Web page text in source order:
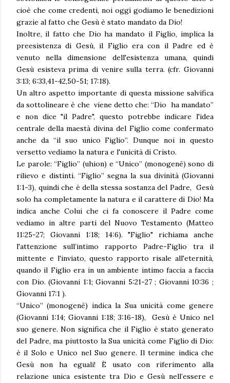
cioè che come credenti, noi oggi godiamo le benedizioni
grazie al fatto che Gesù è stato mandato da Dio!
Inoltre, il fatto che Dio ha mandato il Figlio, implica la
preesistenza di Gesù, il Figlio era con il Padre ed è
venuto nella dimensione dell'esistenza umana, quindi
Gesù esisteva prima di venire sulla terra. (cfr. Giovanni
3:13; 6:33,41-42,50-51; 17:18).
Un altro aspetto importante di questa missione salvifica
da sottolineare è che viene detto che: “Dio ha mandato”
e non dice "il Padre", questo potrebbe indicare l'idea
centrale della maestà divina del Figlio come confermato
anche da “il suo unico Figlio”. Dunque noi in questo
versetto vediamo la natura e l'unicità di Cristo.
Le parole: “Figlio” (uhion) e “Unico” (monogenē) sono di
rilievo e distinti. “Figlio” segna la sua divinità (Giovanni
1:1-3), quindi che è della stessa sostanza del Padre, Gesù
solo ha completamente la natura e il carattere di Dio! Ma
indica anche Colui che ci fa conoscere il Padre come
vediamo in altre parti del Nuovo Testamento (Matteo
11:25-27; Giovanni 1:18; 14:6). "Figlio" richiama anche
l'attenzione sull’intimo rapporto Padre-Figlio tra il
mittente e l'inviato, questo rapporto risale all'eternità,
quando il Figlio era in un ambiente intimo faccia a faccia
con Dio. (Giovanni 1:1; Giovanni 5:21-27 ; Giovanni 10:36 ;
Giovanni 17:1 ).
“Unico” (monogenē) indica la Sua unicità come genere
(Giovanni 1:14; Giovanni 1:18; 3:16-18), Gesù è Unico nel
suo genere. Non significa che il Figlio è stato generato
del Padre, ma piuttosto la Sua unicità come Figlio di Dio:
è il Solo e Unico nel Suo genere. Il termine indica che
Gesù non ha eguali! È usato con riferimento alla
relazione unica esistente tra Dio e Gesù nell’essere e